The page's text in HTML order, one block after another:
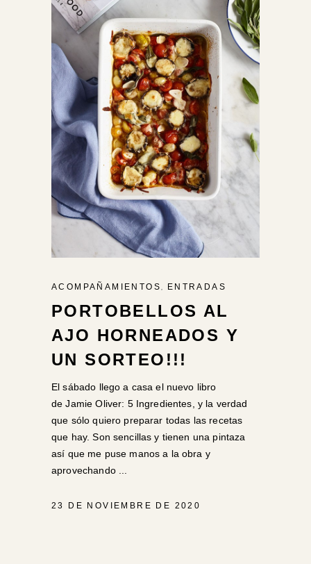
ACOMPAÑAMIENTOS ENTRADAS
PORTOBELLOS AL
AJO HORNEADOS Y
UN SORTEO!!!
El sábado llego a casa el nuevo libro
de Jamie Oliver: 5 Ingredientes, y la verdad
que sólo quiero preparar todas las recetas
que hay. Son sencillas y tienen una pintaza
así que me puse manos a la obra y
aprovechando
23 DE NOVIEMBRE DE 2020